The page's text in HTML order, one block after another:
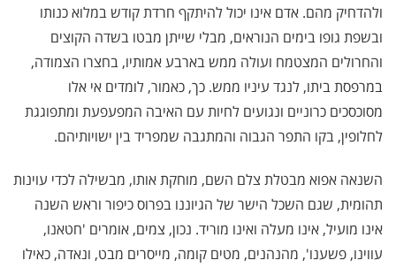
ולהדחיק מהם. אדם אינו יכול להיתקף חרדת קודש במלוא כנותו
ובשפת גופו בימים הנוראים, מבלי שייתן מבטו בשדה הקוצים
והחרולים המצטמח ועולה ממש בארבע אמותיו, בחצרו הצמודה,
במרפסת ביתו, לנגד עיניו ממש. כך, כאמור, לומדים אי אלו
מסוכסכים כרוניים ונגועים לחיות עם האיבה המפעפעת ומתפוגגת
לחלופין, בקו התפר הגבוה והמתגבה שמפריד בין ישויותיהם.
השנאה אפוא מבטלת צלם השם, מוחקת אותו, מבשילה לכדי עוינות
תהומית, שגם השכל הישר של הגיוננו בפרוס כיפור וראש השנה
אינו מועיל, אינו מעלה ואינו מוריד. נכון, צמים, אומרים 'חטאנו,
עווינו, פשענו', מהנהנים, מטים קומה, מייסרים מבט, ונאדה, כאילו